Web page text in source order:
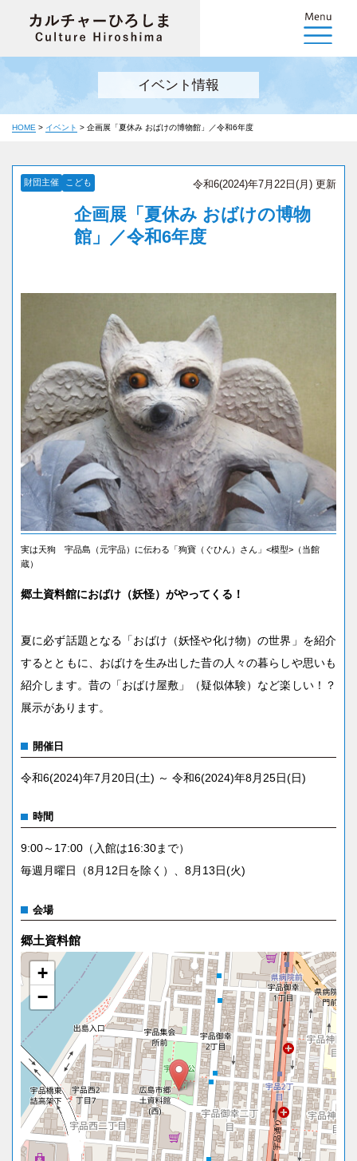
イベント情報
HOME > イベント > 企画展「夏休み おばけの博物館」／令和6年度
令和6(2024)年7月22日(月) 更新
財団主催 こども
企画展「夏休み おばけの博物
館」／令和6年度
実は天狗 宇品島（元宇品）に伝わる「狗寶（ぐひん）さん」<模型>（当館
蔵）
郷土資料館におばけ（妖怪）がやってくる！
夏に必ず話題となる「おばけ（妖怪や化け物）の世界」を紹介
するとともに、おばけを生み出した昔の人々の暮らしや思いも
紹介します。昔の「おばけ屋敷」（疑似体験）など楽しい！？
展示があります。
開催日
令和6(2024)年7月20日(土) ～ 令和6(2024)年8月25日(日)
時間
9:00～17:00（入館は16:30まで）
毎週月曜日（8月12日を除く）、8月13日(火)
会場
郷土資料館
+
−